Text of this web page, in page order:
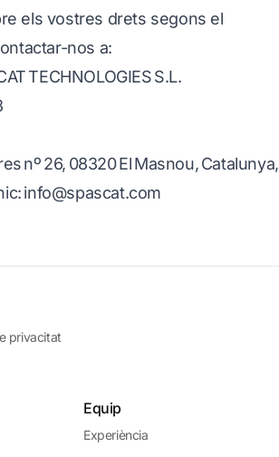
els vostres drets segons el
nos a:
TECHNOLOGIES S.L.
nº 26, 08320 El Masnou,
info@spascat.com
privacitat
Equip
Experiència